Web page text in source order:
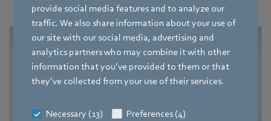
provide social media features and to analyze our
traffic. We also share information about your use of
our site with our social media, advertising and
analytics partners who may combine it with other
information that you’ve provided to them or that
they’ve collected from your use of their services.
Necessary (13)
Preferences (4)